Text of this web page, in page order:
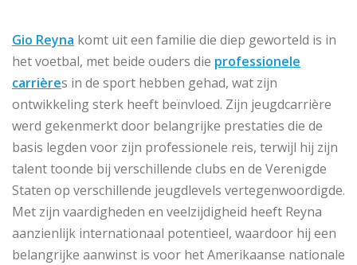
Gio Reyna komt uit een familie die diep geworteld is in
het voetbal, met beide ouders die professionele
carrières in de sport hebben gehad, wat zijn
ontwikkeling sterk heeft beïnvloed. Zijn jeugdcarrière
werd gekenmerkt door belangrijke prestaties die de
basis legden voor zijn professionele reis, terwijl hij zijn
talent toonde bij verschillende clubs en de Verenigde
Staten op verschillende jeugdlevels vertegenwoordigde.
Met zijn vaardigheden en veelzijdigheid heeft Reyna
aanzienlijk internationaal potentieel, waardoor hij een
belangrijke aanwinst is voor het Amerikaanse nationale